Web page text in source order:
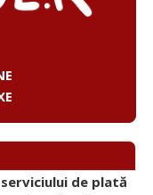
de plată